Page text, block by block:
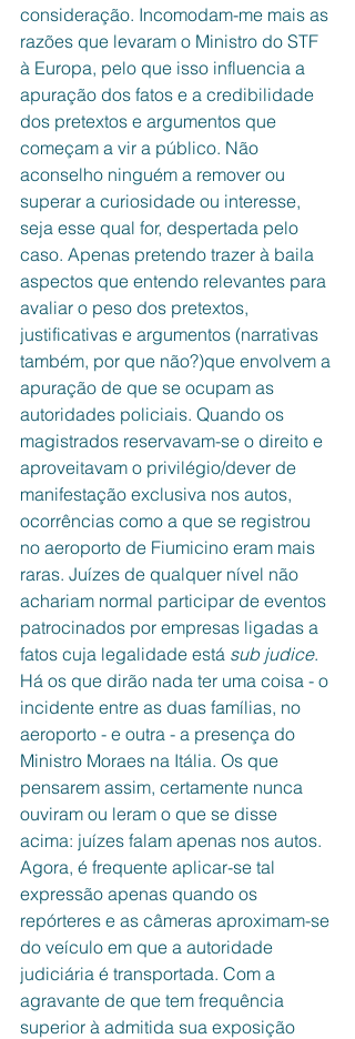
consideração. Incomodam-me mais as
razões que levaram o Ministro do STF
à Europa, pelo que isso influencia a
apuração dos fatos e a credibilidade
dos pretextos e argumentos que
começam a vir a público. Não
aconselho ninguém a remover ou
superar a curiosidade ou interesse,
seja esse qual for, despertada pelo
caso. Apenas pretendo trazer à baila
aspectos que entendo relevantes para
avaliar o peso dos pretextos,
justificativas e argumentos (narrativas
também, por que não?)que envolvem a
apuração de que se ocupam as
autoridades policiais. Quando os
magistrados reservavam-se o direito e
aproveitavam o privilégio/dever de
manifestação exclusiva nos autos,
ocorrências como a que se registrou
no aeroporto de Fiumicino eram mais
raras. Juízes de qualquer nível não
achariam normal participar de eventos
patrocinados por empresas ligadas a
fatos cuja legalidade está sub judice.
Há os que dirão nada ter uma coisa - o
incidente entre as duas famílias, no
aeroporto - e outra - a presença do
Ministro Moraes na Itália. Os que
pensarem assim, certamente nunca
ouviram ou leram o que se disse
acima: juízes falam apenas nos autos.
Agora, é frequente aplicar-se tal
expressão apenas quando os
repórteres e as câmeras aproximam-se
do veículo em que a autoridade
judiciária é transportada. Com a
agravante de que tem frequência
superior à admitida sua exposição